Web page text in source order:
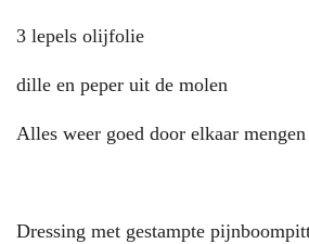
3 lepels olijfolie
dille en peper uit de molen
Alles weer goed door elkaar mengen
Dressing met gestampte